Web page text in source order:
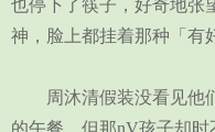
也停下了筷子，好奇地张
神，脸上都挂着那种「有
周沐清假装没看见他们
的午餐。但那nV孩子却